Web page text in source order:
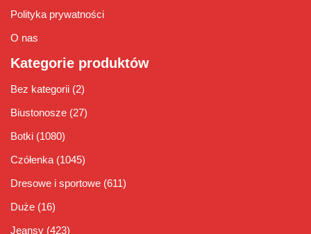
Polityka prywatności
O nas
Kategorie produktów
Bez kategorii (2)
Biustonosze (27)
Botki (1080)
Czółenka (1045)
Dresowe i sportowe (611)
Duże (16)
Jeansy (423)